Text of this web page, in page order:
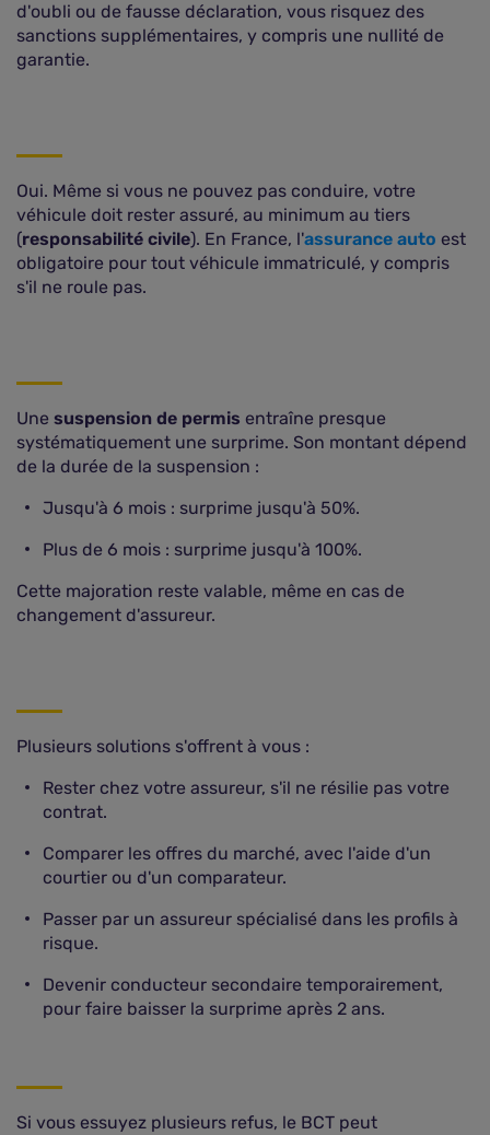
d'oubli ou de fausse déclaration, vous risquez des
sanctions supplémentaires, y compris une nullité de
garantie.
Oui. Même si vous ne pouvez pas conduire, votre
véhicule doit rester assuré, au minimum au tiers
(responsabilité civile). En France, l'assurance auto est
obligatoire pour tout véhicule immatriculé, y compris
s'il ne roule pas.
Une suspension de permis entraîne presque
systématiquement une surprime. Son montant dépend
de la durée de la suspension :
Jusqu'à 6 mois : surprime jusqu'à 50%.
Plus de 6 mois : surprime jusqu'à 100%.
Cette majoration reste valable, même en cas de
changement d'assureur.
Plusieurs solutions s'offrent à vous :
Rester chez votre assureur, s'il ne résilie pas votre
contrat.
Comparer les offres du marché, avec l'aide d'un
courtier ou d'un comparateur.
Passer par un assureur spécialisé dans les profils à
risque.
Devenir conducteur secondaire temporairement,
pour faire baisser la surprime après 2 ans.
Si vous essuyez plusieurs refus, le BCT peut